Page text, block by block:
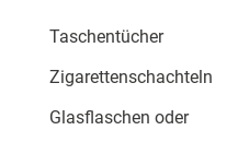
Taschentücher
Zigarettenschachteln
Glasflaschen oder